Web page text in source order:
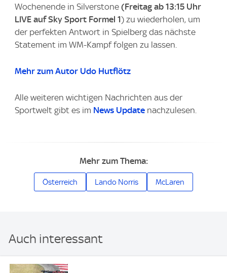
Wochenende in Silverstone (Freitag ab 13:15 Uhr
LIVE auf Sky Sport Formel 1) zu wiederholen, um
der perfekten Antwort in Spielberg das nächste
Statement im WM-Kampf folgen zu lassen.
Mehr zum Autor Udo Hutflötz
Alle weiteren wichtigen Nachrichten aus der
Sportwelt gibt es im News Update nachzulesen.
Mehr zum Thema:
Österreich Lando Norris McLaren
Auch interessant